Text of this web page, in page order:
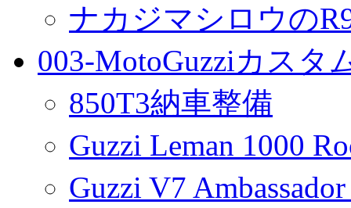
ナカジマシロウの
003-MotoGuzziカスタ
850T3納車整備
Guzzi Leman 1000
Guzzi V7